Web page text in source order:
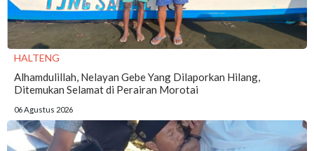
HALTENG
Alhamdulillah, Nelayan Gebe Yang Dilaporkan Hilang,
Ditemukan Selamat di Perairan Morotai
06 Agustus 2026